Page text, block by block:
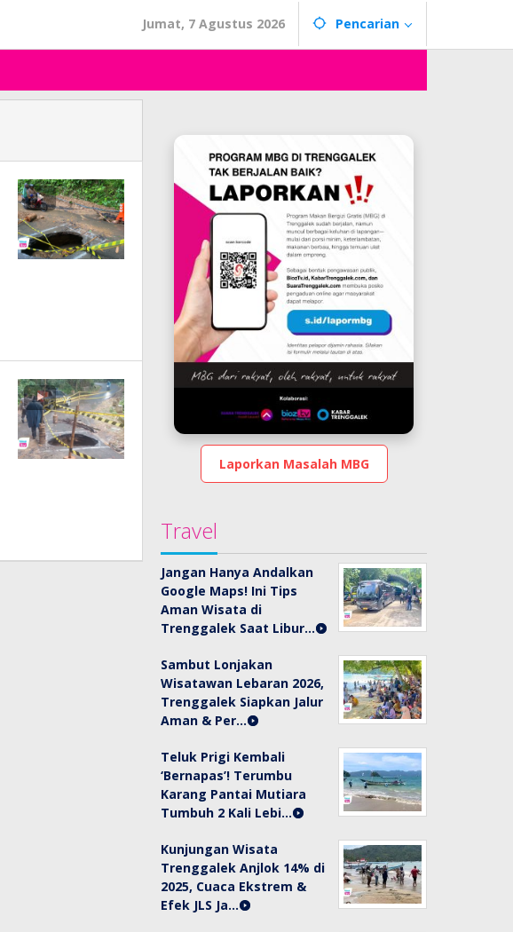
Jumat, 7 Agustus 2026 Pencarian
Laporkan Masalah MBG
Travel
Jangan Hanya Andalkan
Google Maps! Ini Tips
Aman Wisata di
Trenggalek Saat Libur…
Sambut Lonjakan
Wisatawan Lebaran 2026,
Trenggalek Siapkan Jalur
Aman & Per…
Teluk Prigi Kembali
‘Bernapas’! Terumbu
Karang Pantai Mutiara
Tumbuh 2 Kali Lebi…
Kunjungan Wisata
Trenggalek Anjlok 14% di
2025, Cuaca Ekstrem &
Efek JLS Ja…